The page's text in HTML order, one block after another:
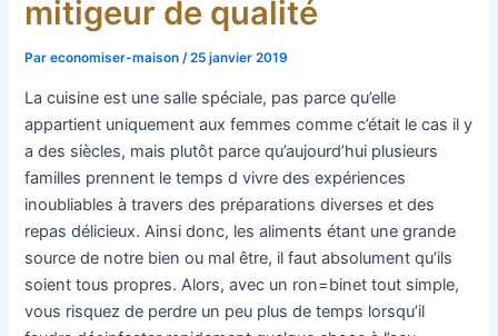
mitigeur de qualité
Pareconomiser-maison/25 janvier 2019
La cuisine est une salle spéciale, pas parce qu’elle
appartient uniquement aux femmes comme c’était le cas il y
a des siècles, mais plutôt parce qu’aujourd’hui plusieurs
familles prennent le temps d vivre des expériences
inoubliables à travers des préparations diverses et des
repas délicieux. Ainsi donc, les aliments étant une grande
source de notre bien ou mal être, il faut absolument qu’ils
soient tous propres. Alors, avec un ron=binet tout simple,
vous risquez de perdre un peu plus de temps lorsqu’il